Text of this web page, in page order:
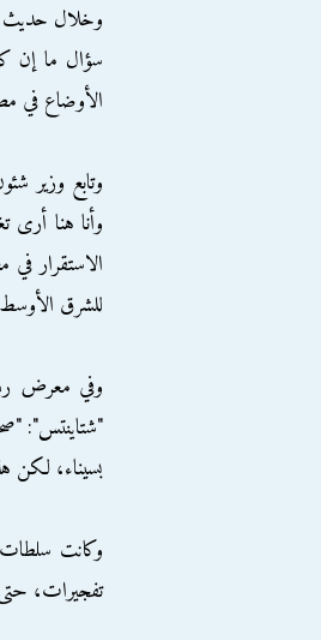
وخلال حديث
سؤال ما إن
الأوضاع في
وتابع وزير
وأنا هنا أرى
الاستقرار
للشرق
وفي معرض
"شتاينتس":
بسيناء، لكن
وكانت سلطات
تفجيرات،